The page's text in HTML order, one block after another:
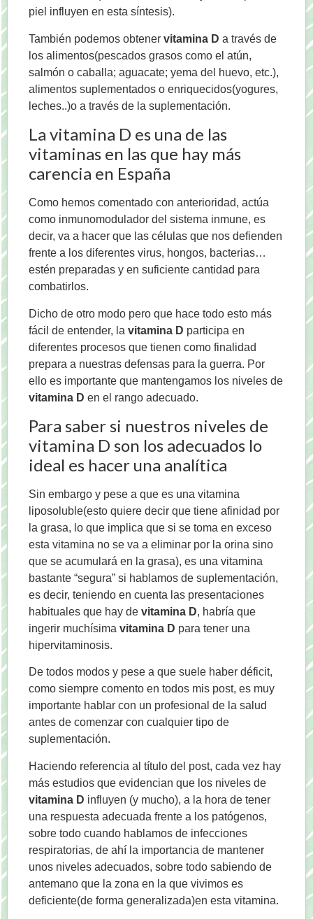
piel influyen en esta síntesis).
También podemos obtener vitamina D a través de
los alimentos(pescados grasos como el atún,
salmón o caballa; aguacate; yema del huevo, etc.),
alimentos suplementados o enriquecidos(yogures,
leches..)o a través de la suplementación.
La vitamina D es una de las
vitaminas en las que hay más
carencia en España
Como hemos comentado con anterioridad, actúa
como inmunomodulador del sistema inmune, es
decir, va a hacer que las células que nos defienden
frente a los diferentes virus, hongos, bacterias…
estén preparadas y en suficiente cantidad para
combatirlos.
Dicho de otro modo pero que hace todo esto más
fácil de entender, la vitamina D participa en
diferentes procesos que tienen como finalidad
prepara a nuestras defensas para la guerra. Por
ello es importante que mantengamos los niveles de
vitamina D en el rango adecuado.
Para saber si nuestros niveles de
vitamina D son los adecuados lo
ideal es hacer una analítica
Sin embargo y pese a que es una vitamina
liposoluble(esto quiere decir que tiene afinidad por
la grasa, lo que implica que si se toma en exceso
esta vitamina no se va a eliminar por la orina sino
que se acumulará en la grasa), es una vitamina
bastante “segura” si hablamos de suplementación,
es decir, teniendo en cuenta las presentaciones
habituales que hay de vitamina D, habría que
ingerir muchísima vitamina D para tener una
hipervitaminosis.
De todos modos y pese a que suele haber déficit,
como siempre comento en todos mis post, es muy
importante hablar con un profesional de la salud
antes de comenzar con cualquier tipo de
suplementación.
Haciendo referencia al título del post, cada vez hay
más estudios que evidencian que los niveles de
vitamina D influyen (y mucho), a la hora de tener
una respuesta adecuada frente a los patógenos,
sobre todo cuando hablamos de infecciones
respiratorias, de ahí la importancia de mantener
unos niveles adecuados, sobre todo sabiendo de
antemano que la zona en la que vivimos es
deficiente(de forma generalizada)en esta vitamina.